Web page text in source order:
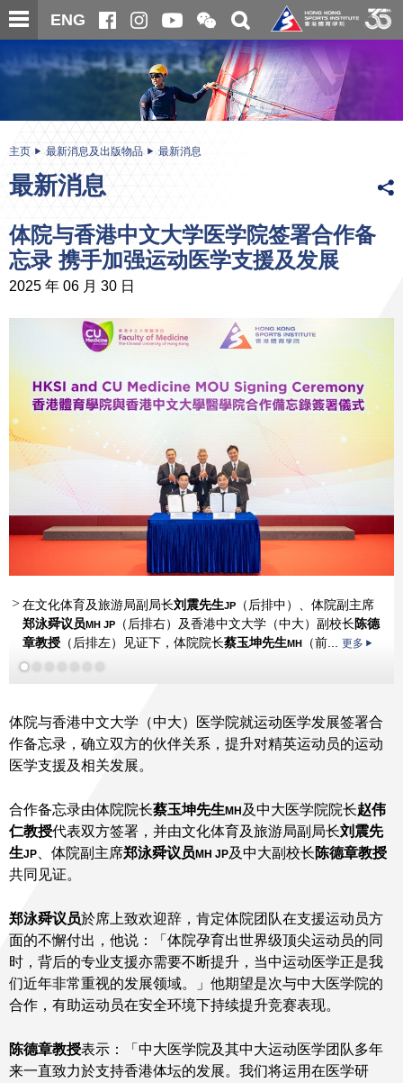
跳
至
内
ENG
开
合
微
信
二
维
码
关
搜
寻
内
主页 最新消息及出版物品 最新消息
最新消息
体院与香港中文大学医学院签署合作备
忘录 携手加强运动医学支援及发展
2025 年 06 月 30 日
在文化体育及旅游局副局长刘震先生JP
（后排中）、体院副主席
郑泳舜议员MH JP （后排右）及香港中文大学（中大）副校长陈德
章教授 （后排左）见证下，体院院长蔡玉坤先生MH （前... 更多
郑泳舜议员MH JP
陈德章教授石伟雄 谢影雪
石伟雄
谢影雪
容树恒教授
MH JP
体院与香港中文大学（中大）医学院就运动医学发展签署合
作备忘录，确立双方的伙伴关系，提升对精英运动员的运动
医学支援及相关发展。
合作备忘录由体院院长蔡玉坤先生 MH 及中大医学院院长赵伟
仁教授代表双方签署，并由文化体育及旅游局副局长刘震先
生JP 、体院副主席郑泳舜议员 MH JP及中大副校长陈德章教授
共同见证。
郑泳舜议员於席上致欢迎辞，肯定体院团队在支援运动员方
面的不懈付出，他说：「体院孕育出世界级顶尖运动员的同
时，背后的专业支援亦需要不断提升，当中运动医学正是我
们近年非常重视的发展领域。」他期望是次与中大医学院的
合作，有助运动员在安全环境下持续提升竞赛表现。
陈德章教授表示：「中大医学院及其中大运动医学团队多年
来一直致力於支持香港体坛的发展。我们将运用在医学研